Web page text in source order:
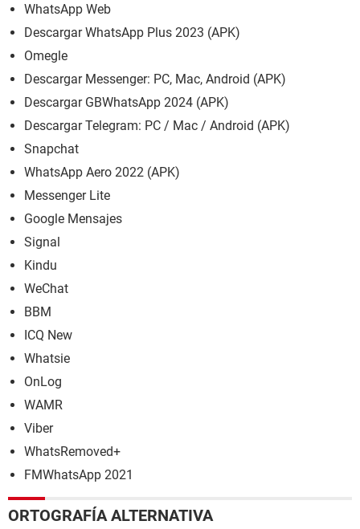
WhatsApp Web
Descargar WhatsApp Plus 2023 (APK)
Omegle
Descargar Messenger: PC, Mac, Android (APK)
Descargar GBWhatsApp 2024 (APK)
Descargar Telegram: PC / Mac / Android (APK)
Snapchat
WhatsApp Aero 2022 (APK)
Messenger Lite
Google Mensajes
Signal
Kindu
WeChat
BBM
ICQ New
Whatsie
OnLog
WAMR
Viber
WhatsRemoved+
FMWhatsApp 2021
ORTOGRAFÍA ALTERNATIVA